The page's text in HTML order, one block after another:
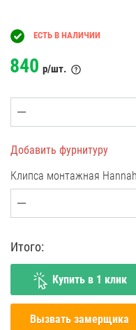
ЕСТЬ В НАЛИЧИИ
840 р/шт.
Добавить фурнитуру
Клипса монтажная
Итого:
Купить в 1 клик
Вызвать замерщика